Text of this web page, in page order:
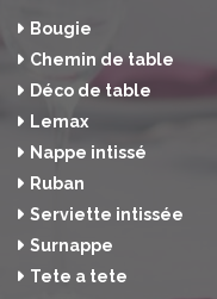
Bougie
Chemin de table
Déco de table
Lemax
Nappe intissé
Ruban
Serviette intissée
Surnappe
Tete a tete